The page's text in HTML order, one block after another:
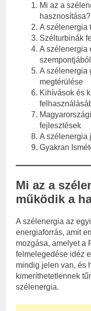
Mi az a
hasznosítása?
A szélenergia
Szélturbinák
A szélenergia
szempontjából
A szélenergia
megtérülése
Kihívások és
fejlesztések
A szélenergia
Gyakran
Mi az a
működik a
A szélenergia az
energiaforrás, amit
mozgása, amelyet a
felmelegedése idéz
mindig jelen van, és
kimeríthetetlennek
szélenergia.